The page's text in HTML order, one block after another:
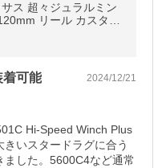
サス 超々ジュラルミン
リール カスタム
対応 ベイトリール T
Gomexus
着可能 2024/12/21
Hi-Speed Winch Plus
いスタードラグに合う
した。5600C4など通常